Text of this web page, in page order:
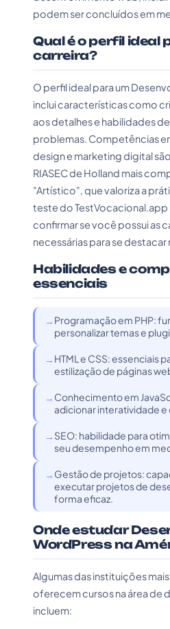
podem ser concluídos em
Qual é o perfil ideal
carreira?
O perfil ideal para um
inclui características como
aos detalhes e habilidades
problemas. Competências
design e marketing digital
RIASEC de Holland mais
"Artístico", que valoriza a
teste do TestVocacional.app
confirmar se você possui as
necessárias para se destacar
Habilidades e
essenciais
Programação em PHP:
personalizar temas e
HTML e CSS: essenciais
estilização de páginas
Conhecimento em
adicionar interatividade e
SEO: habilidade para
seu desempenho em
Gestão de projetos:
executar projetos de
forma eficaz.
Onde estudar
WordPress na
Algumas das instituições
oferecem cursos na área de
incluem: